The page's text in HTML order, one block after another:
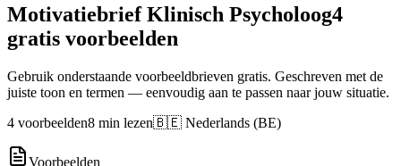
Motivatiebrief Klinisch Psycholoog4
gratis voorbeelden
Gebruik onderstaande voorbeeldbrieven gratis. Geschreven met de
juiste toon en termen — eenvoudig aan te passen naar jouw situatie.
4 voorbeelden8 min lezen🇧🇪 Nederlands (BE)
Voorbeelden